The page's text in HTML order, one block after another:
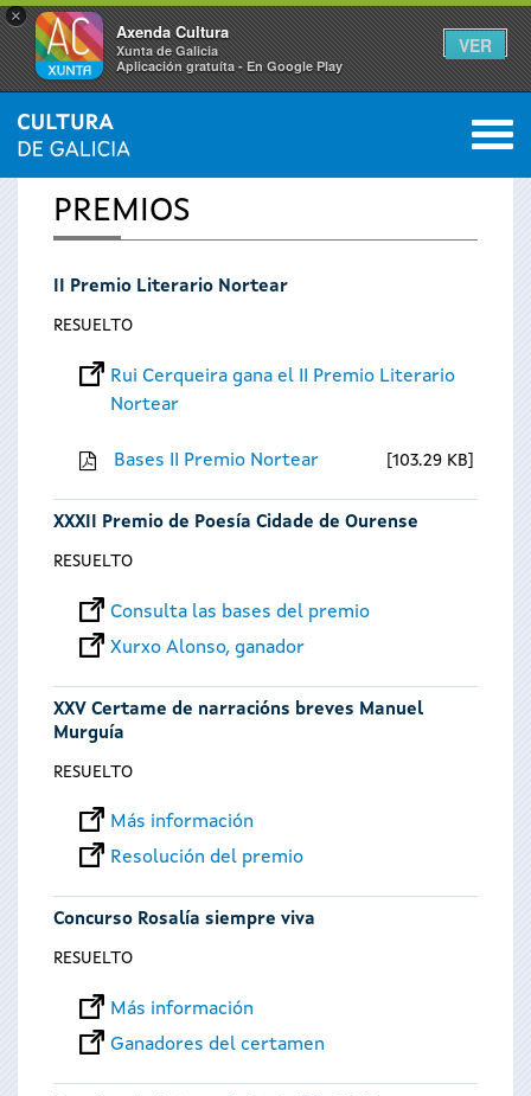
×
Axenda Cultura
Xunta de Galicia
Aplicación gratuíta - En Google Play
VER
Se
encuentra
usted
INICIO 0
PREMIOS
II Premio Literario Nortear
RESUELTO
Rui Cerqueira gana el II Premio Literario
Nortear
Bases II Premio Nortear 103.29 KB
XXXII Premio de Poesía Cidade de Ourense
RESUELTO
Consulta las bases del premio
Xurxo Alonso, ganador
XXV Certame de narracións breves Manuel
Murguía
RESUELTO
Más información
Resolución del premio
Concurso Rosalía siempre viva
RESUELTO
Más información
Ganadores del certamen